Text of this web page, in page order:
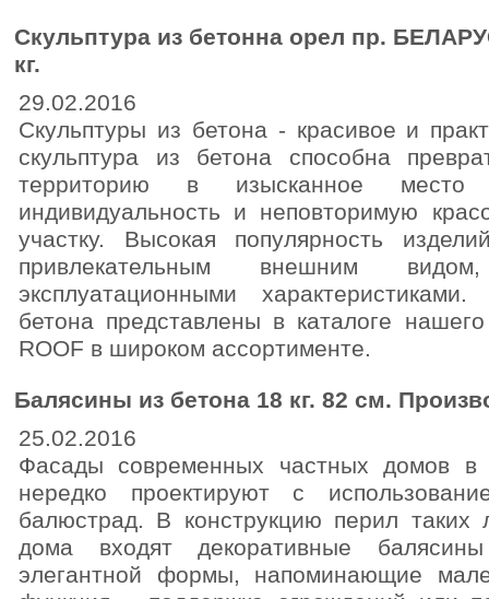
Скульптура из бетонна орел пр.
кг.
29.02.2016
Скульптуры из бетона - красивое и
скульптура из бетона способна
территорию в изысканное
индивидуальность и неповторимую
участку. Высокая популярность
привлекательным внешним
эксплуатационными
бетона представлены в каталоге
ROOF в широком ассортименте.
Балясины из бетона 18 кг. 82 см.
25.02.2016
Фасады современных частных домов в
нередко проектируют с
балюстрад. В конструкцию перил таких
дома входят декоративные
элегантной формы, напоминающие